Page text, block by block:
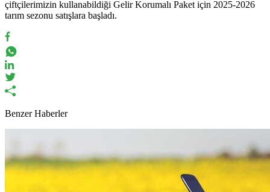
çiftçilerimizin kullanabildiği Gelir Korumalı Paket için 2025-2026
tarım sezonu satışlara başladı.
Benzer Haberler